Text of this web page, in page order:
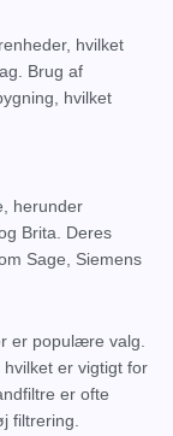
hvilket
Brug af
hvilket
herunder
Brita. Deres
Sage, Siemens
er populære valg.
er vigtigt for
er ofte
filtrering.